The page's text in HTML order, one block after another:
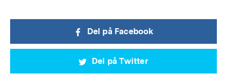
Del på Facebook
Del på Twitter